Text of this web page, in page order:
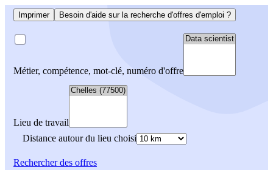
Imprimer Besoin d'aide sur la recherche d'offres d'emploi ?
Métier, compétence, mot-clé, numéro d'offre
Lieu de travail
Distance autour du lieu choisi
Rechercherdes offres